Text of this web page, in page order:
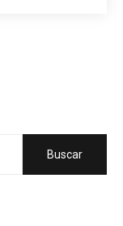
Buscar